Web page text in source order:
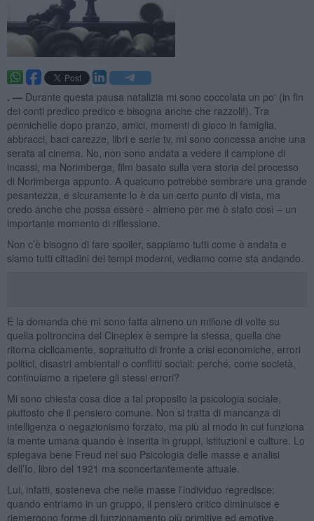
. — Durante questa pausa natalizia mi sono coccolata un po' (in fin
dei conti predico predico e bisogna anche che razzoli!). Tra
pennichelle dopo pranzo, amici, momenti di gioco in famiglia,
abbracci, baci carezze, libri e serie tv, mi sono concessa anche una
serata al cinema. No, non sono andata a vedere il campione di
incassi, ma Norimberga, film basato sulla vera storia del processo
di Norimberga appunto. A qualcuno potrebbe sembrare una grande
pesantezza, e sicuramente lo è da un certo punto di vista, ma
credo anche che possa essere - almeno per me è stato così – un
importante momento di riflessione.
Non c’è bisogno di fare spoiler, sappiamo tutti come è andata e
siamo tutti cittadini dei tempi moderni, vediamo come sta andando.
E la domanda che mi sono fatta almeno un milione di volte su
quella poltroncina del Cineplex è sempre la stessa, quella che
ritorna ciclicamente, soprattutto di fronte a crisi economiche, errori
politici, disastri ambientali o conflitti sociali: perché, come società,
continuiamo a ripetere gli stessi errori?
Mi sono chiesta cosa dice a tal proposito la psicologia sociale,
piuttosto che il pensiero comune. Non si tratta di mancanza di
intelligenza o negazionismo forzato, ma più al modo in cui funziona
la mente umana quando è inserita in gruppi, istituzioni e culture. Lo
spiegava bene Freud nel suo Psicologia delle masse e analisi
dell’Io, libro del 1921 ma sconcertantemente attuale.
Lui, infatti, sosteneva che nelle masse l’individuo regredisce:
quando entriamo in un gruppo, il pensiero critico diminuisce e
riemergono forme di funzionamento più primitive ed emotive.